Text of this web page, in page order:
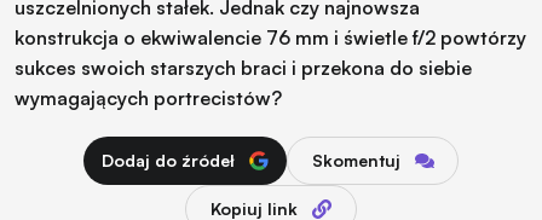
uszczelnionych stałek. Jednak czy najnowsza
konstrukcja o ekwiwalencie 76 mm i świetle f/2 powtórzy
sukces swoich starszych braci i przekona do siebie
wymagających portrecistów?
Dodaj do źródeł Skomentuj
Kopiuj link